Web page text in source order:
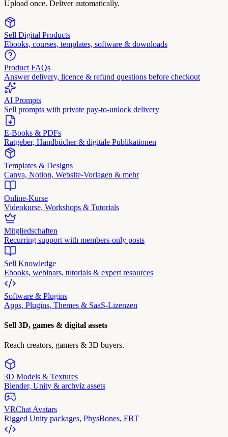
Upload once. Deliver automatically.
Sell Digital Products
Ebooks, courses, templates, software & downloads
Product FAQs
Answer delivery, licence & refund questions before checkout
AI Prompts
Sell prompts with private pay-to-unlock delivery
E-Books & PDFs
Ratgeber, Handbücher & digitale Publikationen
Templates & Designs
Canva, Notion, Website-Vorlagen & mehr
Online-Kurse
Videokurse, Workshops & Tutorials
Mitgliedschaften
Recurring support with members-only posts
Sell Knowledge
Ebooks, webinars, tutorials & expert resources
Software & Plugins
Apps, Plugins, Themes & SaaS-Lizenzen
Sell 3D, games & digital assets
Reach creators, gamers & 3D buyers.
3D Models & Textures
Blender, Unity & archviz assets
VRChat Avatars
Rigged Unity packages, PhysBones, FBT